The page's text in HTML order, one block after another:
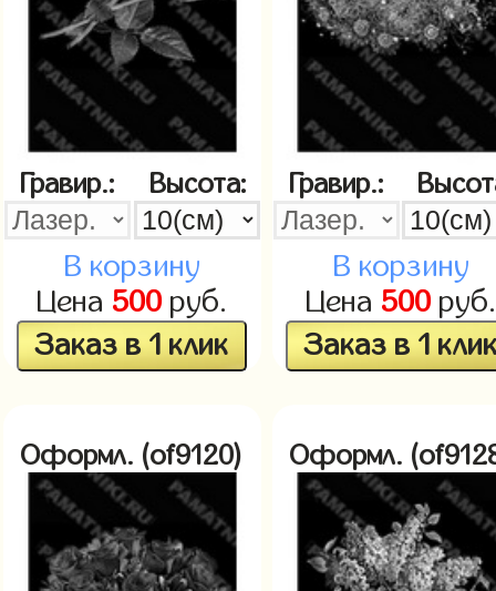
Гравир.: Высота:
В корзину
Цена 500руб.
Заказ в 1 клик
Гравир.:
В корзину
Цена 500руб.
Заказ в 1
Оформл. (of9120) Оформл.